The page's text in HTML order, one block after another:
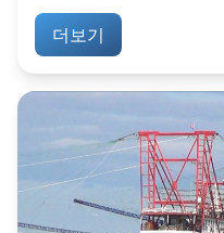
더보기